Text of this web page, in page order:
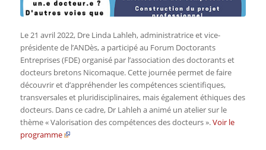
Le 21 avril 2022, Dre Linda Lahleh, administratrice et vice-
présidente de l’ANDès, a participé au Forum Doctorants
Entreprises (FDE) organisé par l’association des doctorants et
docteurs bretons Nicomaque. Cette journée permet de faire
découvrir et d’appréhender les compétences scientifiques,
transversales et pluridisciplinaires, mais également éthiques des
docteurs. Dans ce cadre, Dr Lahleh a animé un atelier sur le
thème « Valorisation des compétences des docteurs ».Voir le
programme